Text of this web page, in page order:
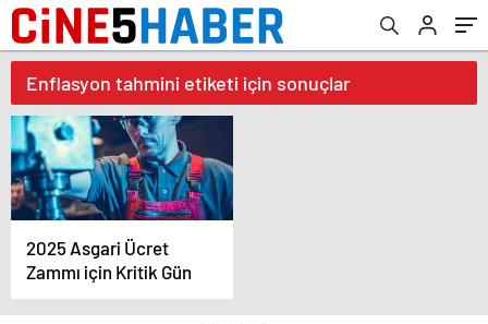
Enflasyon tahmini etiketi için sonuçlar
2025 Asgari Ücret
Zammı için Kritik Gün